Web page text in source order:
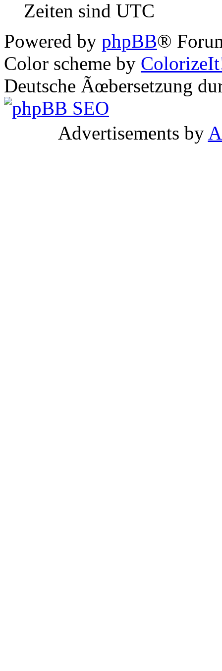
Zeiten sind UTC
Powered by phpBB®
Color scheme by
Deutsche Ãœbersetzung
Advertisements by